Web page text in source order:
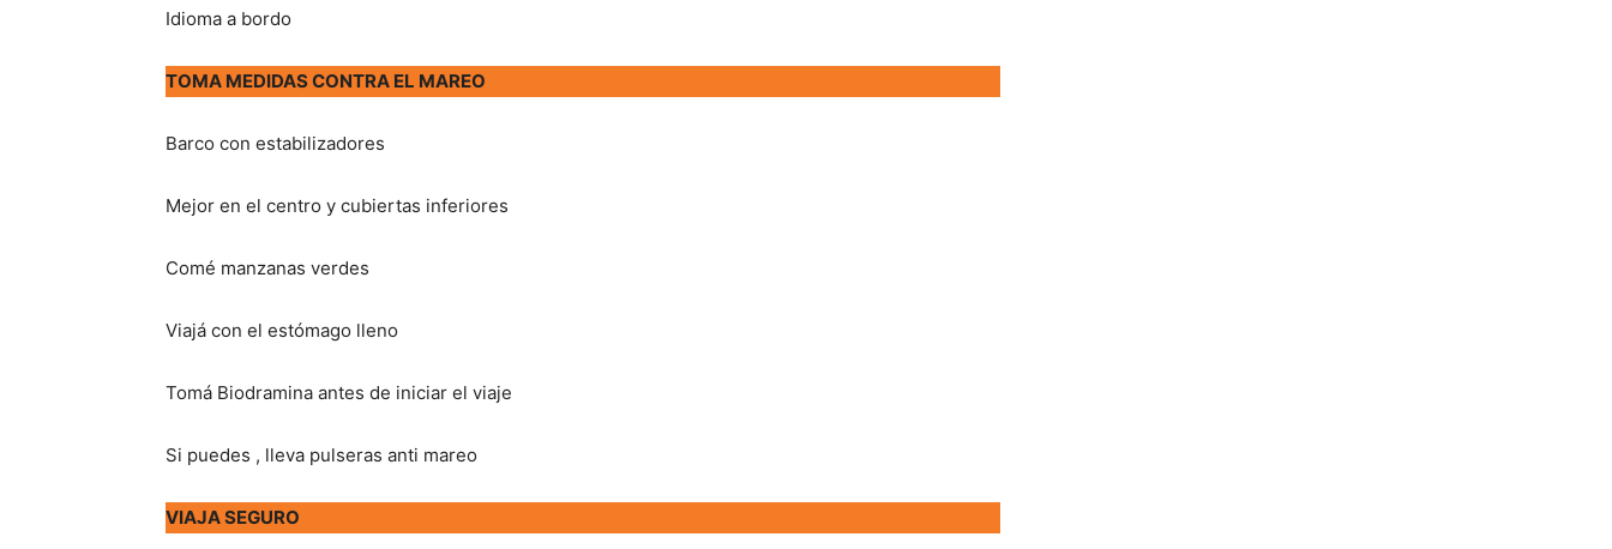
Idioma a bordo
TOMA MEDIDAS CONTRA EL MAREO
Barco con estabilizadores
Mejor en el centro y cubiertas inferiores
Comé manzanas verdes
Viajá con el estómago lleno
Tomá Biodramina antes de iniciar el viaje
Si puedes , lleva pulseras anti mareo
VIAJA SEGURO